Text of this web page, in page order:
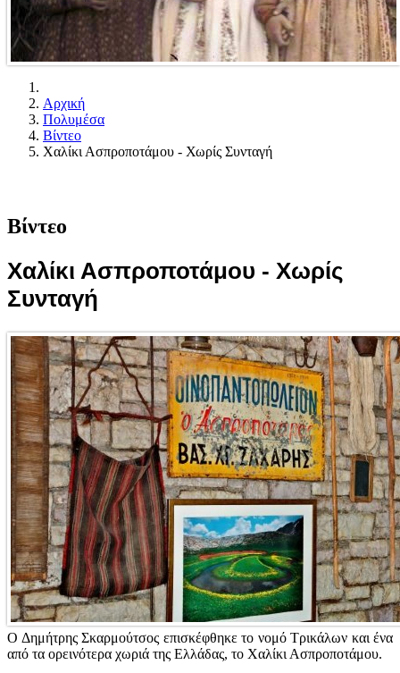
Αρχική
Πολυμέσα
Βίντεο
Χαλίκι Ασπροποτάμου - Χωρίς Συνταγή
Βίντεο
Χαλίκι Ασπροποτάμου - Χωρίς
Συνταγή
Ο Δημήτρης Σκαρμούτσος επισκέφθηκε το νομό Τρικάλων και ένα
από τα ορεινότερα χωριά της Ελλάδας, το Χαλίκι Ασπροποτάμου.